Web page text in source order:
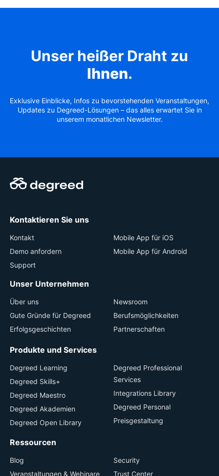
Unser heißer Draht zu
Ihnen.
Exklusive Einblicke, Infos zu bevorstehenden Veranstaltungen,
Updates zu Degreed-Lösungen – das alles erwartet Sie in
unserem monatlichen Newsletter.
Kontaktieren Sie uns
Kontakt
Demo anfordern
Support
Mobile App für iOS
Mobile App für Android
Unser Unternehmen
Über uns
Gute Gründe für Degreed
Erfolgsgeschichten
Newsroom
Berufsmöglichkeiten
Partnerschaften
Produkte und Services
Degreed Learning
Degreed Skills+
Degreed Maestro
Degreed Akademien
Degreed Open Library
Degreed Professional
Services
Integrations Library
Degreed Personal
Preisgestaltung
Ressourcen
Blog
Veranstaltungen & Webinare
Security
Trust Center